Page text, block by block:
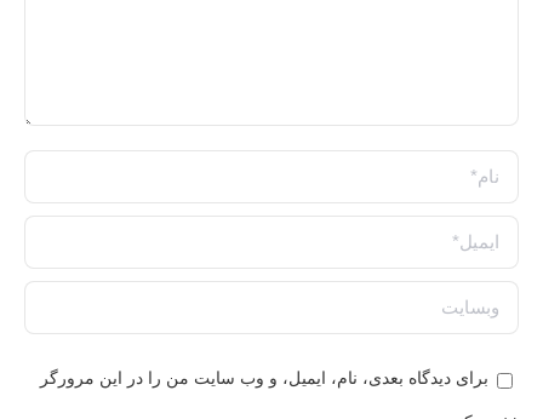
نام *
ایمیل *
وبسایت
برای دیدگاه بعدی، نام، ایمیل، و وب سایت من را در این مرورگر